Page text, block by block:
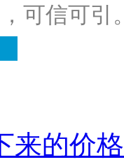
可信可引
来的价